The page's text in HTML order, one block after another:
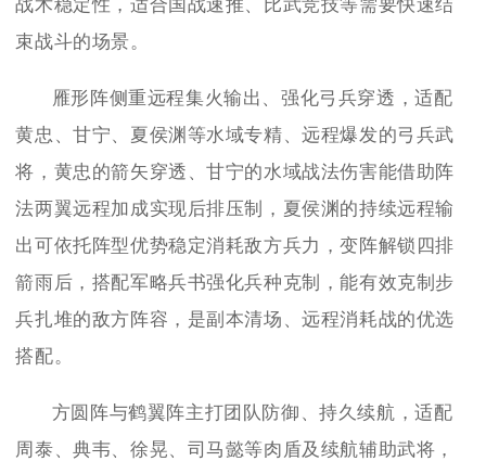
战术稳定性，适合国战速推、比武竞技等需要快速结
束战斗的场景。
雁形阵侧重远程集火输出、强化弓兵穿透，适配
黄忠、甘宁、夏侯渊等水域专精、远程爆发的弓兵武
将，黄忠的箭矢穿透、甘宁的水域战法伤害能借助阵
法两翼远程加成实现后排压制，夏侯渊的持续远程输
出可依托阵型优势稳定消耗敌方兵力，变阵解锁四排
箭雨后，搭配军略兵书强化兵种克制，能有效克制步
兵扎堆的敌方阵容，是副本清场、远程消耗战的优选
搭配。
方圆阵与鹤翼阵主打团队防御、持久续航，适配
周泰、典韦、徐晃、司马懿等肉盾及续航辅助武将，